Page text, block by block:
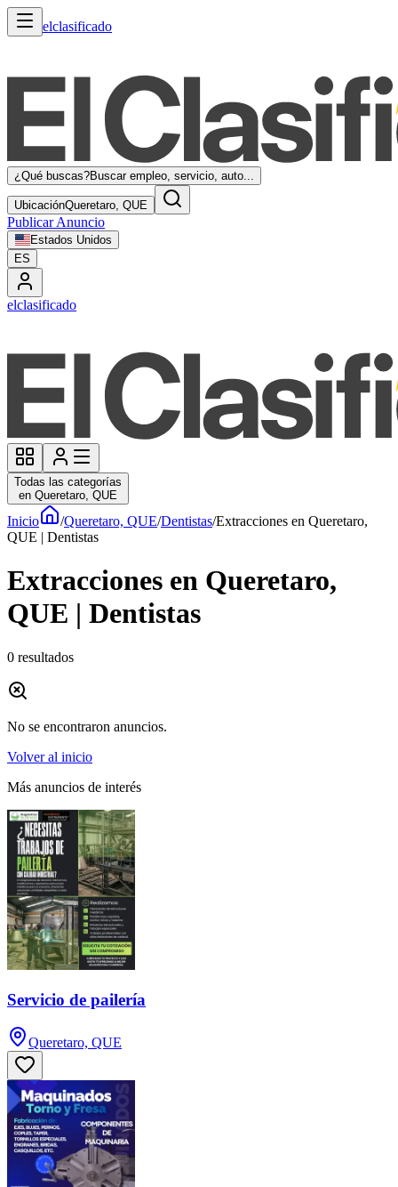
elclasificado
¿Qué buscas?Buscar empleo, servicio, auto...
UbicaciónQueretaro, QUE
Publicar Anuncio
Estados Unidos
ES
elclasificado
Todas las categorías
en Queretaro, QUE
Inicio /Queretaro, QUE/Dentistas/Extracciones en Queretaro,
QUE | Dentistas
Extracciones en Queretaro,
QUE | Dentistas
0 resultados
No se encontraron anuncios.
Volver al inicio
Más anuncios de interés
Servicio de pailería
Queretaro, QUE